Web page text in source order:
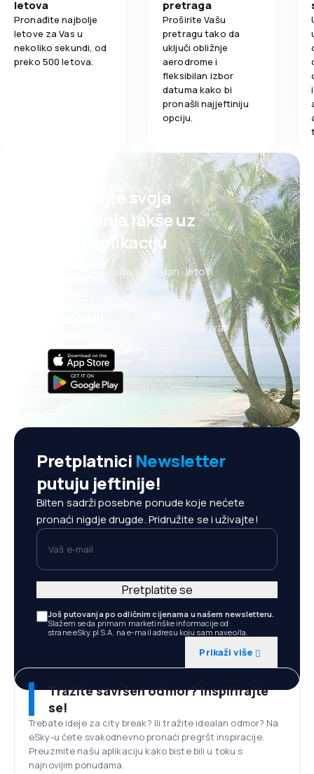
Udobnost putovanja 4,0
Prevoz prtljaga 5,0
4,0
Prevoz
letova
Pronađite najbolje
letove za Vas u
nekoliko sekundi, od
preko 500 letova.
pretraga
Proširite Vašu
pretragu tako da
uključi obližnje
aerodrome i
fleksibilan izbor
datuma kako bi
pronašli najjeftiniju
opciju.
Planirajte svoja
putovanja lakše uz
našu aplikaciju
Nove ponude svaki dan: letovi,
odmori, city break-ovi
Sve što je bitno, uvijek na dohvat
Pretplatnici Newsletter
putuju jeftinije!
Bilten sadrži posebne ponude koje nećete
pronaći nigdje drugde. Pridružite se i uživajte!
Vaš e-mail
Još putovanja po odličnim cijenama u našem newsletteru.
Slažem se da primam marketinške informacije od
strane eSky.pl S.A. na e-mail adresu koju sam naveo/la.
Prikaži više
Pretplatite se
Tražite savršen odmor? Inspirirajte
se!
Trebate ideje za city break? Ili tražite idealan odmor? Na
eSky-u ćete svakodnevno pronaći pregršt inspiracije.
Preuzmite našu aplikaciju kako biste bili u toku s
najnovijim ponudama.